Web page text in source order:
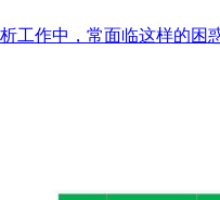
工作中，常面临这样的